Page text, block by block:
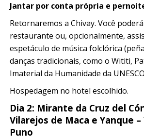
Jantar por conta própria e
Retornaremos a Chivay. Você
restaurante ou, opcionalmente,
espetáculo de música folclórica
danças tradicionais, como o Wititi,
Imaterial da Humanidade da
Hospedagem no hotel escolhido.
Dia 2: Mirante da Cruz del
Vilarejos de Maca e Yanque –
Puno